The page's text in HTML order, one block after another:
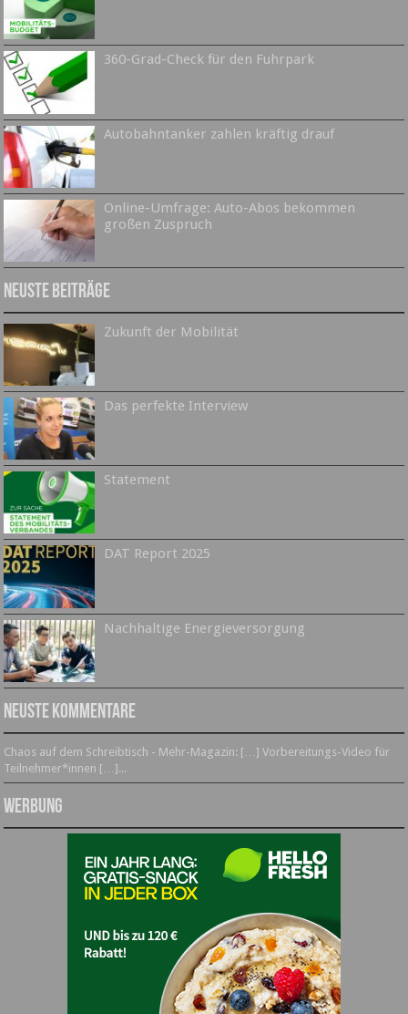
360-Grad-Check für den Fuhrpark
Autobahntanker zahlen kräftig drauf
Online-Umfrage: Auto-Abos bekommen
großen Zuspruch
Neuste Beiträge
Zukunft der Mobilität
Das perfekte Interview
Statement
DAT Report 2025
Nachhaltige Energieversorgung
Neuste Kommentare
Chaos auf dem Schreibtisch - Mehr-Magazin: […] Vorbereitungs-Video für
Teilnehmer*innen […]...
Werbung